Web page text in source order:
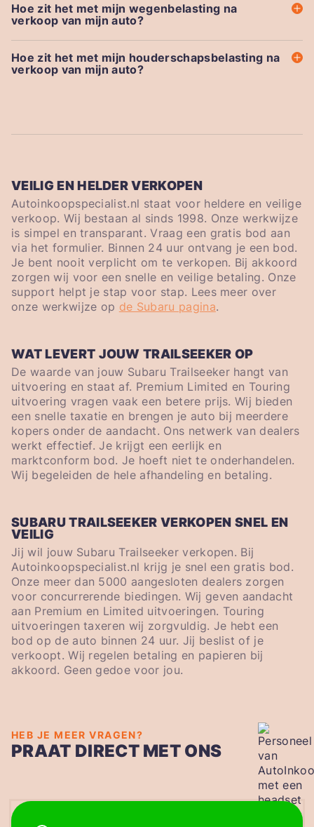
Hoe zit het met mijn wegenbelasting na
verkoop van mijn auto?
Hoe zit het met mijn houderschapsbelasting na
verkoop van mijn auto?
VEILIG EN HELDER VERKOPEN
Autoinkoopspecialist.nl staat voor heldere en veilige
verkoop. Wij bestaan al sinds 1998. Onze werkwijze
is simpel en transparant. Vraag een gratis bod aan
via het formulier. Binnen 24 uur ontvang je een bod.
Je bent nooit verplicht om te verkopen. Bij akkoord
zorgen wij voor een snelle en veilige betaling. Onze
support helpt je stap voor stap. Lees meer over
onze werkwijze op de Subaru pagina.
WAT LEVERT JOUW TRAILSEEKER OP
De waarde van jouw Subaru Trailseeker hangt van
uitvoering en staat af. Premium Limited en Touring
uitvoering vragen vaak een betere prijs. Wij bieden
een snelle taxatie en brengen je auto bij meerdere
kopers onder de aandacht. Ons netwerk van dealers
werkt effectief. Je krijgt een eerlijk en
marktconform bod. Je hoeft niet te onderhandelen.
Wij begeleiden de hele afhandeling en betaling.
SUBARU TRAILSEEKER VERKOPEN SNEL EN
VEILIG
Jij wil jouw Subaru Trailseeker verkopen. Bij
Autoinkoopspecialist.nl krijg je snel een gratis bod.
Onze meer dan 5000 aangesloten dealers zorgen
voor concurrerende biedingen. Wij geven aandacht
aan Premium en Limited uitvoeringen. Touring
uitvoeringen taxeren wij zorgvuldig. Je hebt een
bod op de auto binnen 24 uur. Jij beslist of je
verkoopt. Wij regelen betaling en papieren bij
akkoord. Geen gedoe voor jou.
HEB JE MEER VRAGEN?
PRAAT DIRECT MET ONS